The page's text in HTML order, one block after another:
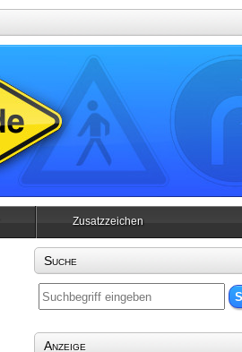
Zusatzzeichen
Suche
Anzeige